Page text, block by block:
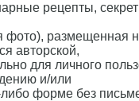
рецепты,
размещенная
авторской,
для личного
и/или
форме без